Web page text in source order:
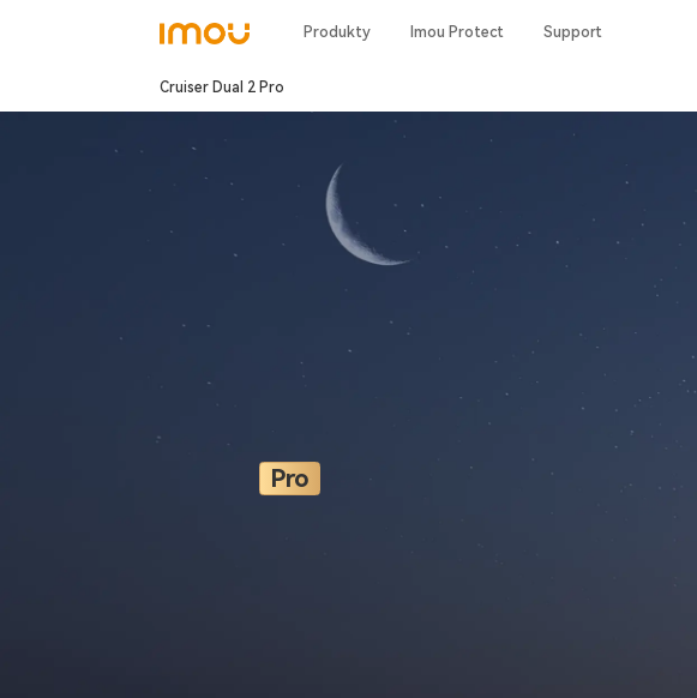
Produkty Imou Protect Support
Cruiser Dual 2 Pro
Pro